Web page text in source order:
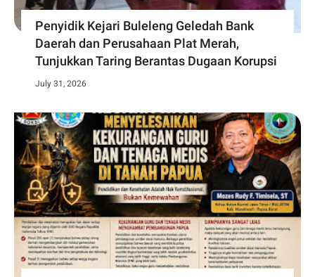
Penyidik Kejari Buleleng Geledah Bank
Daerah dan Perusahaan Plat Merah,
Tunjukkan Taring Berantas Dugaan Korupsi
July 31, 2026